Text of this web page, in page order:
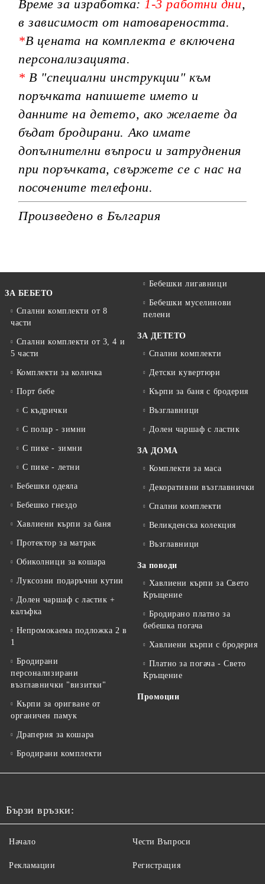
Време за изработка: 1-3 работни дни,
в зависимост от натовареността.
*В цената на комплекта е включена
персонализацията.
*В "специални инструкции" към
поръчката напишете името и
данните на детето, ако желаете да
бъдат бродирани. Ако имате
допълнителни въпроси и затруднения
при поръчката, свържете се с нас на
посочените телефони.
Произведено в България
ЗА БЕБЕТО
Спални комплекти от 8
части
Спални комплекти от 3, 4 и
5 части
Комплекти за количка
Порт бебе
С къдрички
С полар - зимни
С пике - зимни
С пике - летни
Бебешки одеяла
Бебешко гнездо
Хавлиени кърпи за баня
Протектор за матрак
Обиколници за кошара
Луксозни подаръчни кутии
Долен чаршаф с ластик +
калъфка
Непромокаема подложка 2 в
1
Бродирани
персонализирани
възглавнички "визитки"
Кърпи за оригване от
органичен памук
Драперия за кошара
Бродирани комплекти
Бебешки лигавници
Бебешки муселинови
пелени
ЗА ДЕТЕТО
Спални комплекти
Детски кувертюри
Кърпи за баня с бродерия
Възглавници
Долен чаршаф с ластик
ЗА ДОМА
Комплекти за маса
Декоративни възглавнички
Спални комплекти
Великденска колекция
Възглавници
За поводи
Хавлиени кърпи за Свето
Кръщение
Бродирано платно за
бебешка погача
Хавлиени кърпи с бродерия
Платно за погача - Свето
Кръщение
Промоции
Бързи връзки:
Начало
Рекламации
Чести Въпроси
Регистрация